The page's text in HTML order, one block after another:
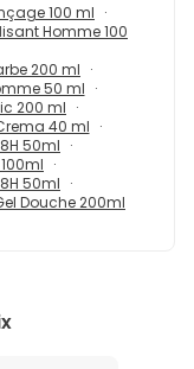
100 ml
Homme 100
200 ml
50 ml
200 ml
40 ml
50ml
50ml
Douche 200ml